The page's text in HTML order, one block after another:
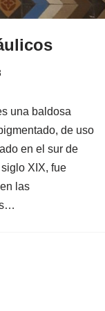
una baldosa
de uso
en el sur de
XIX, fue
las